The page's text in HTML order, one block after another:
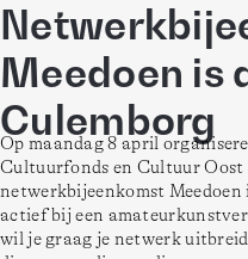
Meedoen is
Culemborg
Op maandag 8 april
Cultuurfonds en Cultuur Oost
netwerkbijeenkomst Meedoen
actief bij een
wil je graag je netwerk